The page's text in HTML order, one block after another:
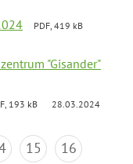
PDF, 419 kB
"Gisander"
193 kB 28.03.2024
15
16